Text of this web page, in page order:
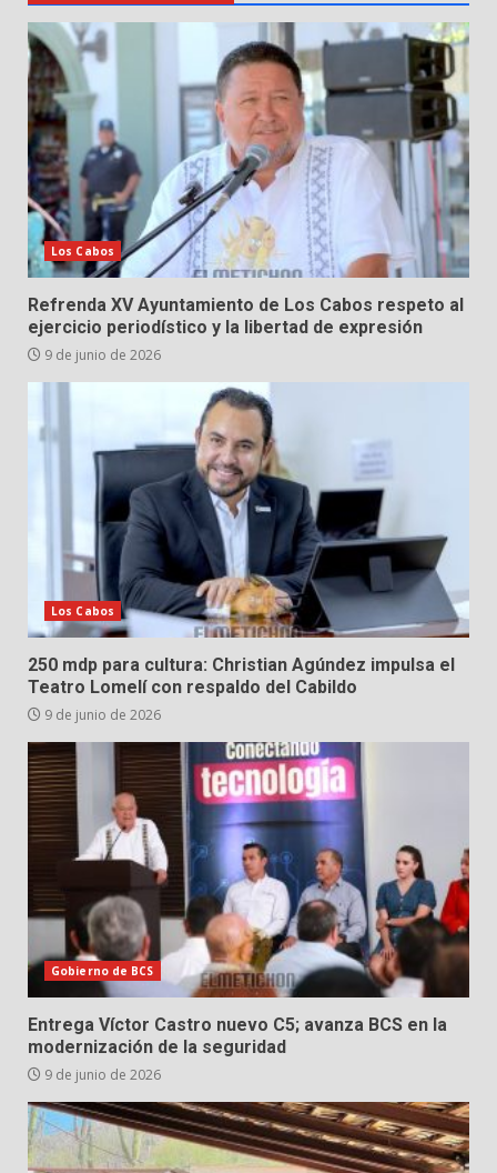
Los Cabos
Refrenda XV Ayuntamiento de Los Cabos respeto al
ejercicio periodístico y la libertad de expresión
9 de junio de 2026
Los Cabos
250 mdp para cultura: Christian Agúndez impulsa el
Teatro Lomelí con respaldo del Cabildo
9 de junio de 2026
Gobierno de BCS
Entrega Víctor Castro nuevo C5; avanza BCS en la
modernización de la seguridad
9 de junio de 2026